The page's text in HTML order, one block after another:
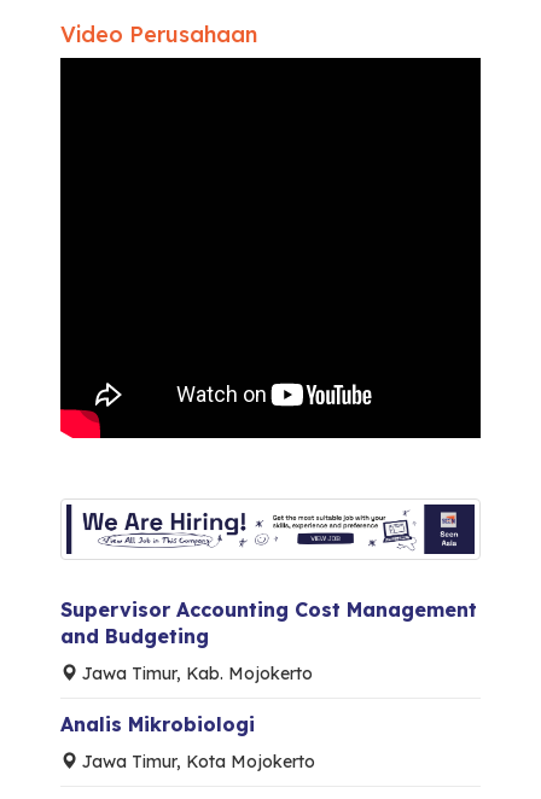
Video Perusahaan
Supervisor Accounting Cost Management
and Budgeting
Jawa Timur, Kab. Mojokerto
Analis Mikrobiologi
Jawa Timur, Kota Mojokerto